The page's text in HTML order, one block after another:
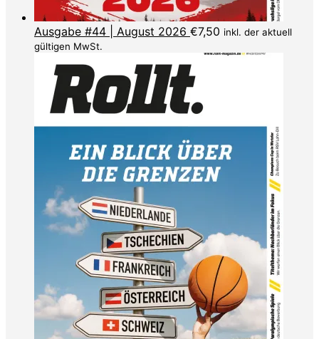
Ausgabe #44 | August 2026 €7,50 inkl. der aktuell
gültigen MwSt.